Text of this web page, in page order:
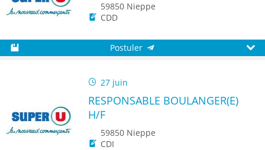
59850 Nieppe
CDD
Postuler
27 juin
RESPONSABLE BOULANGER(E)
H/F
59850 Nieppe
CDI